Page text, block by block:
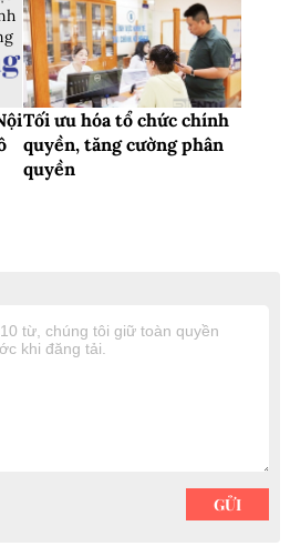
Tối ưu hóa tổ chức chính
quyền, tăng cường phân
quyền